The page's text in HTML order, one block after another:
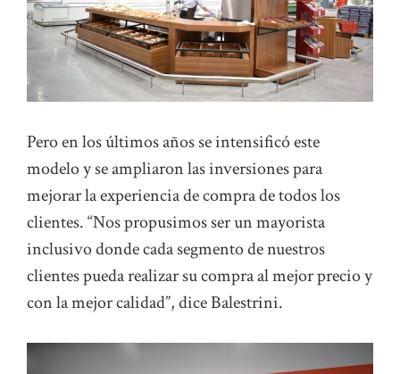
Pero en los últimos años se intensificó este
modelo y se ampliaron las inversiones para
mejorar la experiencia de compra de todos los
clientes. “Nos propusimos ser un mayorista
inclusivo donde cada segmento de nuestros
clientes pueda realizar su compra al mejor precio y
con la mejor calidad”, dice Balestrini.